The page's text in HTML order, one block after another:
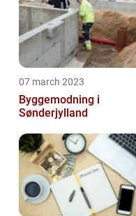
07 march 2023
Byggemodning i
Sønderjylland